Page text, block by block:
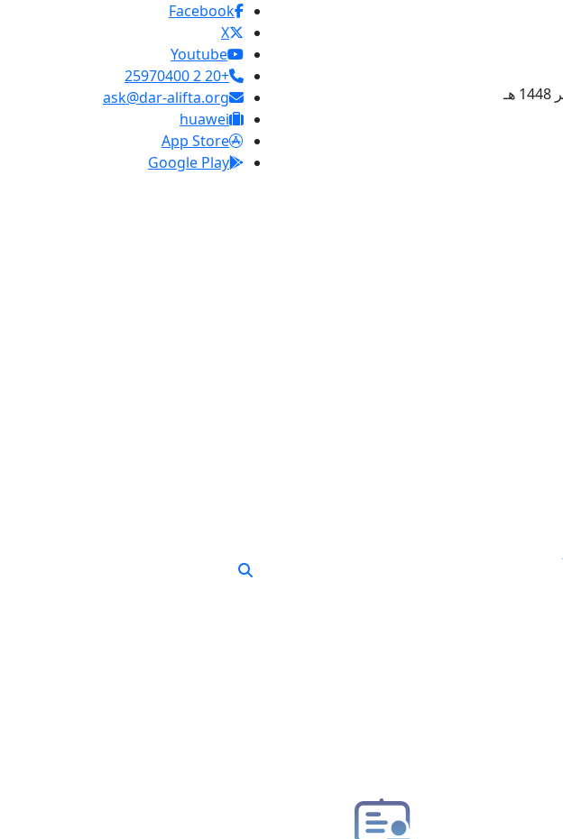
Facebook
X
Youtube
+20 2 25970400
ask@dar-alifta.org
huawei
App Store
Google Play